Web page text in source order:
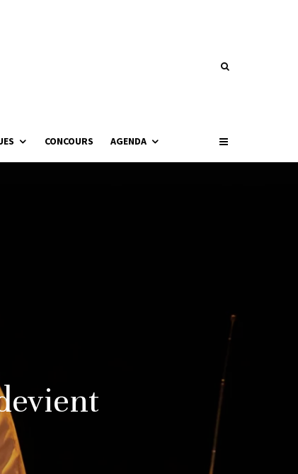
CONCOURS AGENDA